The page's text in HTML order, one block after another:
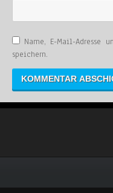
Name, E-Mail-Adresse
speichern.